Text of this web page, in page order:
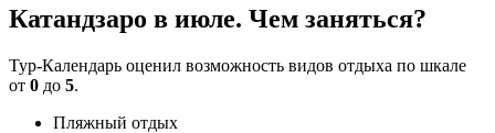
Катандзаро в июле. Чем заняться?
Тур-Календарь оценил возможность видов отдыха по шкале
от 0 до 5.
Пляжный отдых